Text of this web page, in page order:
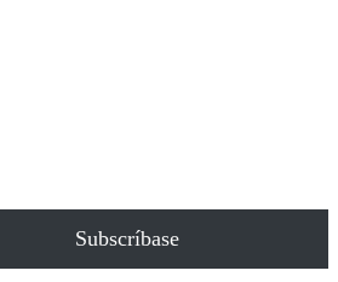
Subscríbase